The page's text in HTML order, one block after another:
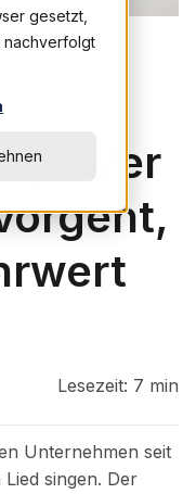
gesetzt,
nachverfolgt
Wer
Lesezeit: 7 min
Unternehmen seit
singen. Der